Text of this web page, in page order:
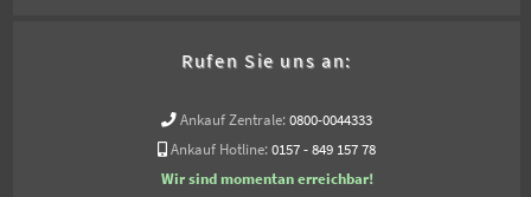
Rufen Sie uns an:
Ankauf Zentrale: 0800-0044333
Ankauf Hotline: 0157 - 849 157 78
Wir sind momentan erreichbar!